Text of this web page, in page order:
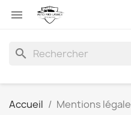

search
Accueil Mentions